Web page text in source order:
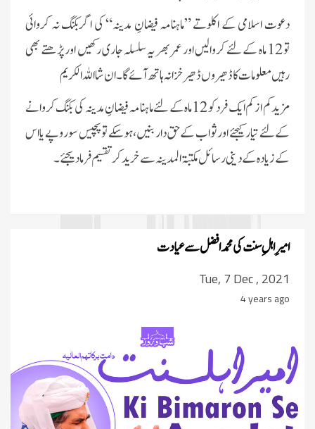
دعوت اسلامی کے اکلوتے ”ماہنامہ فیضانِ مدینہ“ کی اگربکنگ نہ کروائی
تو 12 ماہ کے لئے کروالیں اور عمر بھر یہ سلسلہ جاری رکھیں اور پڑھتے بھی
رہیں معلومات کا ڈھیروں ڈھیر خزانہ ہاتھ آئے گا۔ان شا اللہ الکریم
مزید کم از کم ایک فرد کو 12ماہ کے لئے ماہنامہ فیضانِ مدینہ کی بکنگ کروانے
کے لئے تیار کیجئے اور ثواب کے حق دار بنیں، ہوسکے تو پچیس سو روپے یا اس
کے زیادہ کے دینی رسائل مکتبۃ المدینہ سے خرید کر تقسیم فرمادیجئے۔
امیرِ اہلِ سنت کی محمد افضل سے عیادت
Tue, 7 Dec , 2021
4 years ago